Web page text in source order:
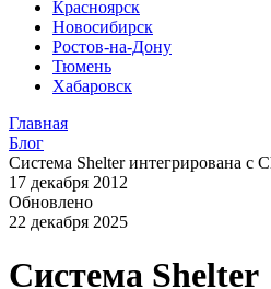
Красноярск
Новосибирск
Ростов-на-Дону
Тюмень
Хабаровск
Главная
Блог
Система Shelter интегрирована с
17 декабря 2012
Обновлено
22 декабря 2025
Система Shelter